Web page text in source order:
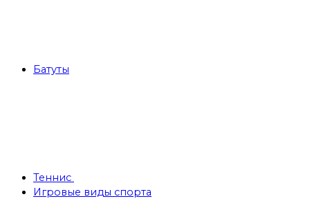
Батуты
Теннис
Игровые виды спорта